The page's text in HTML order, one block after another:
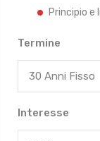
Principio e
Termine
30 Anni Fisso
Interesse